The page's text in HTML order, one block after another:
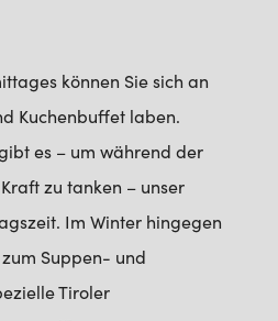
können Sie sich an
Kuchenbuffet laben.
es – um während der
zu tanken – unser
Im Winter hingegen
Suppen- und
Tiroler